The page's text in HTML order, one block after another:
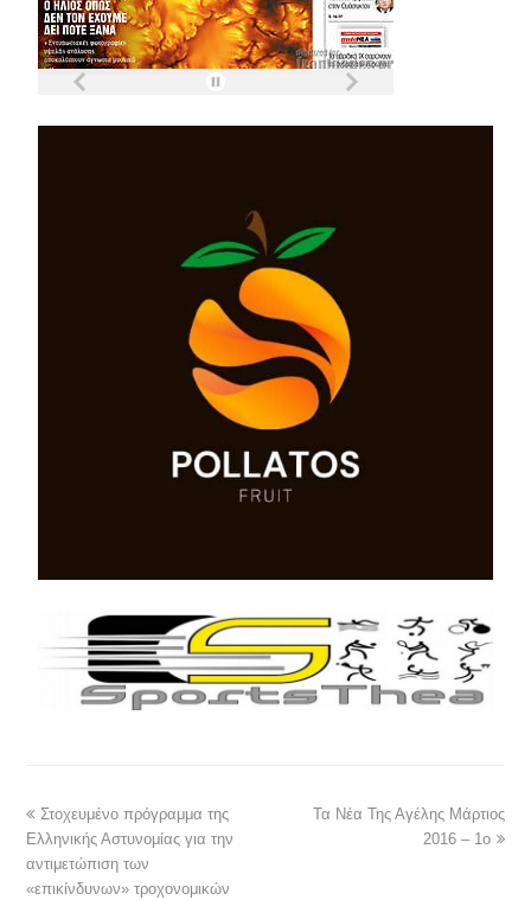
Στοχευμένο πρόγραμμα της
Ελληνικής Αστυνομίας για την
αντιμετώπιση των
«επικίνδυνων» τροχονομικών
Τα Νέα Της Αγέλης Μάρτιος
2016 – 1ο